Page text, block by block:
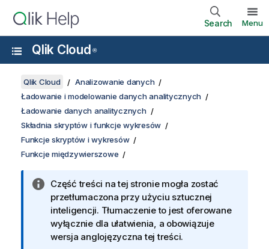
Search Menu
Qlik Cloud ®
Qlik Cloud
Analizowanie danych
Ładowanie i modelowanie danych analitycznych
Ładowanie danych analitycznych
Składnia skryptów i funkcje wykresów
Funkcje skryptów i wykresów
Funkcje międzywierszowe
Część treści na tej stronie mogła zostać
przetłumaczona przy użyciu sztucznej
inteligencji. Tłumaczenie to jest oferowane
wyłącznie dla ułatwienia, a obowiązuje
wersja anglojęzyczna tej treści.